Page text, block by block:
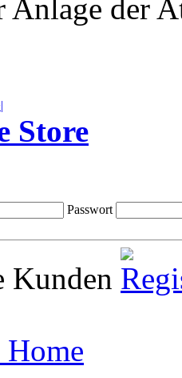
Anlage der
Store
Passwort
Kunden